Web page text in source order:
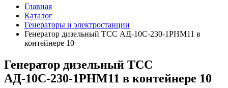
Главная
Каталог
Генераторы и электростанции
Генератор дизельный ТСС АД-10С-230-1РНМ11 в
контейнере 10
Генератор дизельный ТСС
АД-10С-230-1РНМ11 в контейнере 10